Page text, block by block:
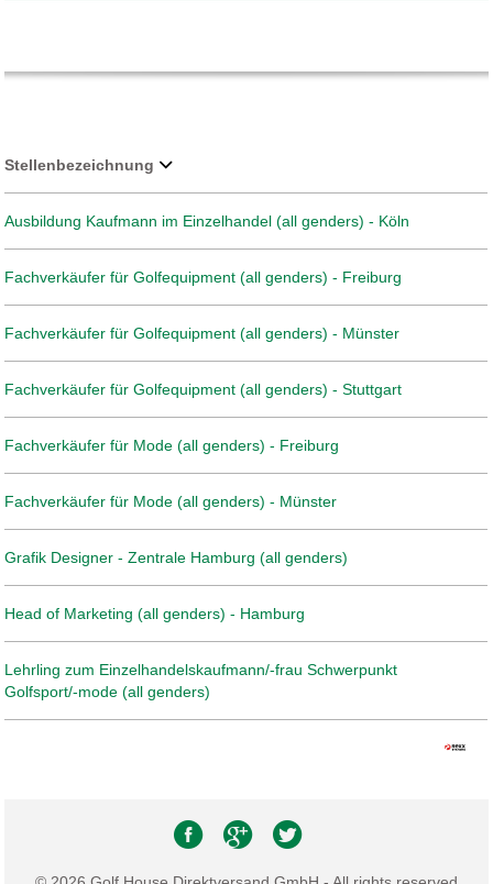
Stellenbezeichnung
Ausbildung Kaufmann im Einzelhandel (all genders) - Köln
Fachverkäufer für Golfequipment (all genders) - Freiburg
Fachverkäufer für Golfequipment (all genders) - Münster
Fachverkäufer für Golfequipment (all genders) - Stuttgart
Fachverkäufer für Mode (all genders) - Freiburg
Fachverkäufer für Mode (all genders) - Münster
Grafik Designer - Zentrale Hamburg (all genders)
Head of Marketing (all genders) - Hamburg
Lehrling zum Einzelhandelskaufmann/-frau Schwerpunkt
Golfsport/-mode (all genders)